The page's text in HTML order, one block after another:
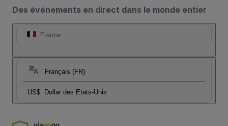
Des événements en direct dans le monde entier
France
Français (FR)
US$ Dollar des Etats-Unis